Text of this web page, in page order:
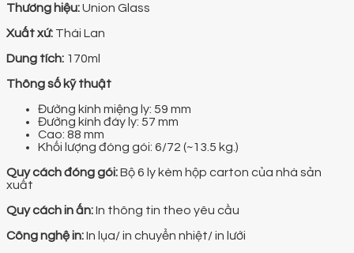
Thương hiệu:Union Glass
Xuất xứ: Thái Lan
Dung tích: 170ml
Thông số kỹ thuật
Đường kính miệng ly: 59 mm
Đường kính đáy ly: 57 mm
Cao: 88 mm
Khối lượng đóng gói: 6/72 (~13.5 kg.)
Quy cách đóng gói:Bộ 6 ly kèm hộp carton của nhà sản
xuất
Quy cách in ấn:In thông tin theo yêu cầu
Công nghệ in:In lụa/ in chuyển nhiệt/ in lưới